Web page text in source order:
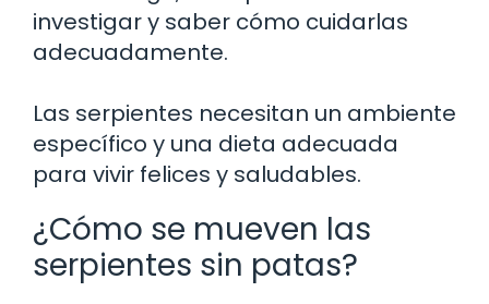
investigar y saber cómo cuidarlas
adecuadamente.
Las serpientes necesitan un ambiente
específico y una dieta adecuada
para vivir felices y saludables.
¿Cómo se mueven las
serpientes sin patas?